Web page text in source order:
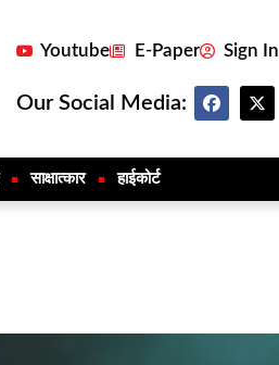
Youtube E-Paper Sign In
Our Social Media:
साक्षात्कार हाईकोर्ट